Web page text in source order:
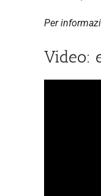
Per
Video: